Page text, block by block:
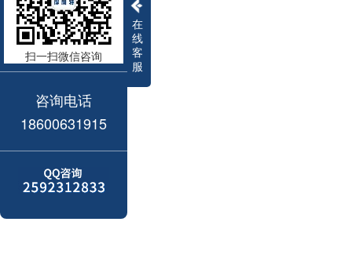
在
线
客
服
扫一扫微信咨询
咨询电话
18600631915